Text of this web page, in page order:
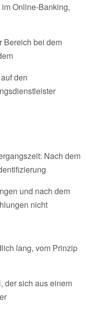
Online-Banking,
Bereich bei dem
den
Nach dem
und nach dem
nicht
lang, vom Prinzip
der sich aus einem